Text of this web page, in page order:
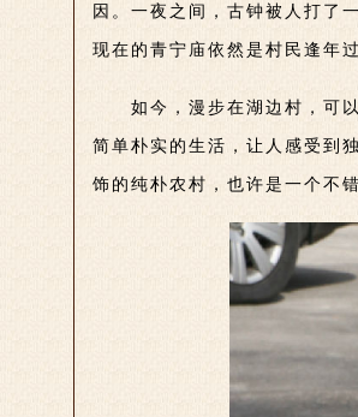
因。一夜之间，古钟被人打了
现在的青宁庙依然是村民逢年
如今，漫步在湖边村，可
简单朴实的生活，让人感受到
饰的纯朴农村，也许是一个不